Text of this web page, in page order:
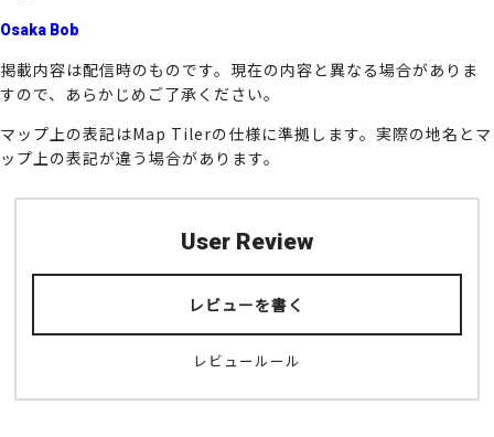
Osaka Bob
掲載内容は配信時のものです。現在の内容と異なる場合がありま
すので、あらかじめご了承ください。
マップ上の表記はMap Tilerの仕様に準拠します。実際の地名とマ
ップ上の表記が違う場合があります。
User Review
レビューを書く
レビュールール